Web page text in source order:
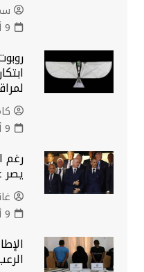
9 أغسطس 2026
9 أغسطس 2026
رغم
يصر
9 أغسطس 2026